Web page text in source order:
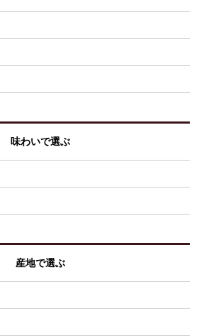
味わいで選ぶ
産地で選ぶ